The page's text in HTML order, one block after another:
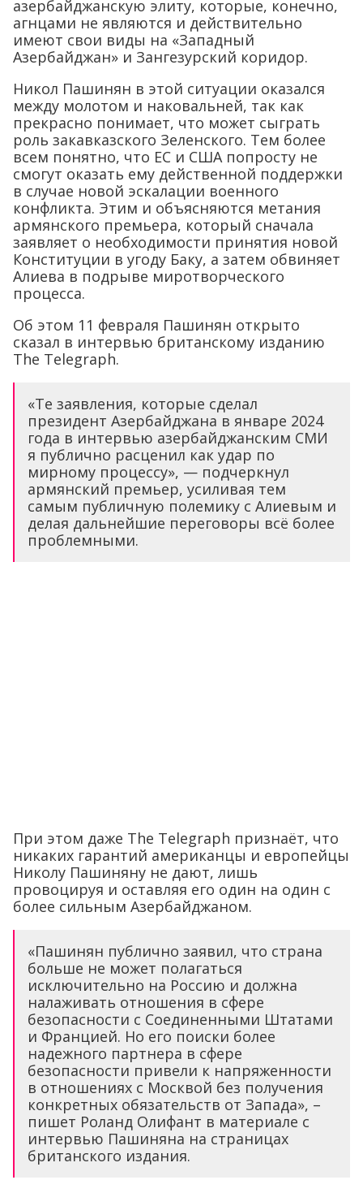
азербайджанскую элиту, которые, конечно,
агнцами не являются и действительно
имеют свои виды на «Западный
Азербайджан» и Зангезурский коридор.
Никол Пашинян в этой ситуации оказался
между молотом и наковальней, так как
прекрасно понимает, что может сыграть
роль закавказского Зеленского. Тем более
всем понятно, что ЕС и США попросту не
смогут оказать ему действенной поддержки
в случае новой эскалации военного
конфликта. Этим и объясняются метания
армянского премьера, который сначала
заявляет о необходимости принятия новой
Конституции в угоду Баку, а затем обвиняет
Алиева в подрыве миротворческого
процесса.
Об этом 11 февраля Пашинян открыто
сказал в интервью британскому изданию
The Telegraph.
«Те заявления, которые сделал
президент Азербайджана в январе 2024
года в интервью азербайджанским СМИ
я публично расценил как удар по
мирному процессу», — подчеркнул
армянский премьер, усиливая тем
самым публичную полемику с Алиевым и
делая дальнейшие переговоры всё более
проблемными.
При этом даже The Telegraph признаёт, что
никаких гарантий американцы и европейцы
Николу Пашиняну не дают, лишь
провоцируя и оставляя его один на один с
более сильным Азербайджаном.
«Пашинян публично заявил, что страна
больше не может полагаться
исключительно на Россию и должна
налаживать отношения в сфере
безопасности с Соединенными Штатами
и Францией. Но его поиски более
надежного партнера в сфере
безопасности привели к напряженности
в отношениях с Москвой без получения
конкретных обязательств от Запада», –
пишет Роланд Олифант в материале с
интервью Пашиняна на страницах
британского издания.